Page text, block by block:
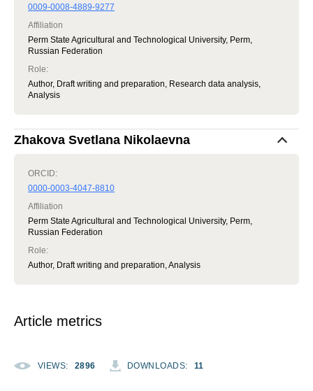
0009-0008-4889-9277
Affiliation
Perm State Agricultural and Technological University, Perm,
Russian Federation
Role:
Author, Draft writing and preparation, Research data analysis,
Analysis
Zhakova Svetlana Nikolaevna
ORCID:
0000-0003-4047-8810
Affiliation
Perm State Agricultural and Technological University, Perm,
Russian Federation
Role:
Author, Draft writing and preparation, Analysis
Article metrics
VIEWS: 2896 DOWNLOADS: 11